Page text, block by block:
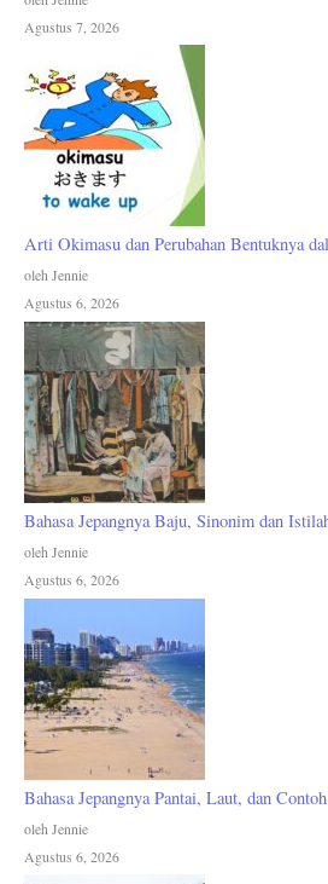
Agustus 7, 2026
Arti Okimasu dan Perubahan Bentuknya
oleh Jennie
Agustus 6, 2026
Bahasa Jepangnya Baju, Sinonim dan
oleh Jennie
Agustus 6, 2026
Bahasa Jepangnya Pantai, Laut, dan
oleh Jennie
Agustus 6, 2026